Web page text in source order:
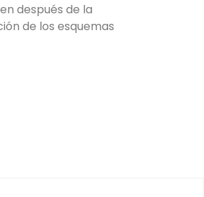
después de la
de los esquemas